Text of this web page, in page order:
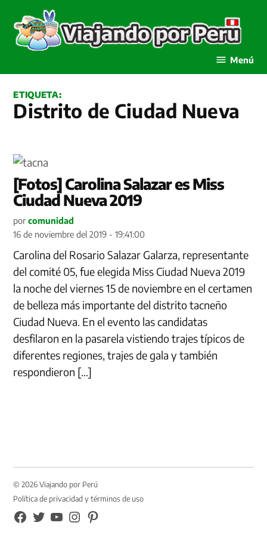
contenido
Menú
ETIQUETA:
Distrito de Ciudad Nueva
[Fotos] Carolina Salazar es Miss
Ciudad Nueva 2019
por comunidad
16 de noviembre del 2019 - 19:41:00
Carolina del Rosario Salazar Galarza, representante
del comité 05, fue elegida Miss Ciudad Nueva 2019
la noche del viernes 15 de noviembre en el certamen
de belleza más importante del distrito tacneño
Ciudad Nueva. En el evento las candidatas
desfilaron en la pasarela vistiendo trajes típicos de
diferentes regiones, trajes de gala y también
respondieron […]
© 2026 Viajando por Perú
Política de privacidad y términos de uso
FB
TW YouTubeInstagramPinterest